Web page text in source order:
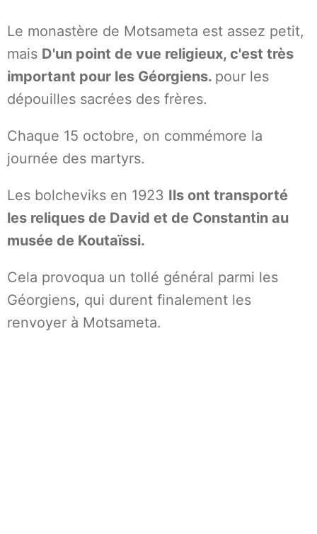
Le monastère de Motsameta est assez petit,
mais D'un point de vue religieux, c'est très
important pour les Géorgiens. pour les
dépouilles sacrées des frères.
Chaque 15 octobre, on commémore la
journée des martyrs.
Les bolcheviks en 1923 Ils ont transporté
les reliques de David et de Constantin au
musée de Koutaïssi.
Cela provoqua un tollé général parmi les
Géorgiens, qui durent finalement les
renvoyer à Motsameta.